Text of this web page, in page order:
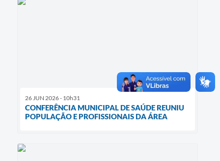
26 JUN 2026 - 10h31
CONFERÊNCIA MUNICIPAL DE SAÚDE REUNIU
POPULAÇÃO E PROFISSIONAIS DA ÁREA